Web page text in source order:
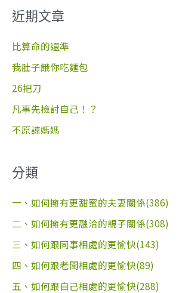
鍵
字
:
近期文章
比算命的還準
我肚子餓你吃麵包
26把刀
凡事先檢討自己！？
不原諒媽媽
分類
一、如何擁有更甜蜜的夫妻關係(386)
二、如何擁有更融洽的親子關係(308)
三、如何跟同事相處的更愉快(143)
四、如何跟老闆相處的更愉快(89)
五、如何跟自己相處的更愉快(288)